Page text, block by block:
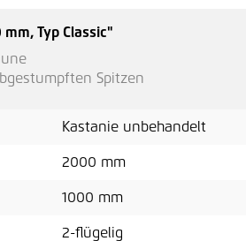
Typ Classic"
Spitzen
Kastanie unbehandelt
2000 mm
1000 mm
2-flügelig